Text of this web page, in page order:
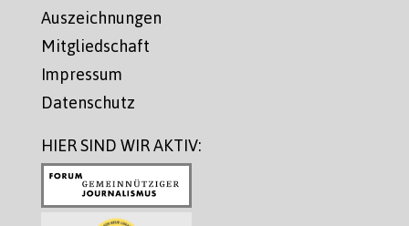
Auszeichnungen
Mitgliedschaft
Impressum
Datenschutz
HIER SIND WIR AKTIV: